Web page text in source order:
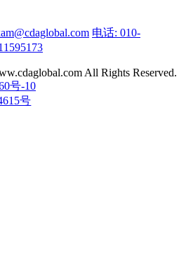
电话: 010-
All Rights Reserved.
号-10
号